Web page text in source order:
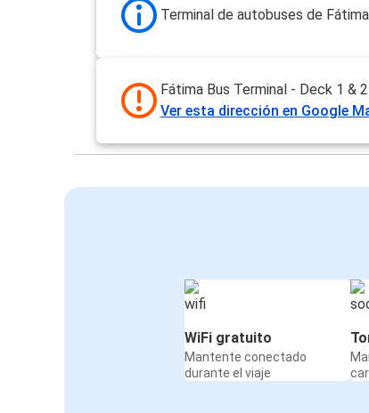
Terminal de autobuses de Fátima
Fátima Bus Terminal - Deck 1 & 2
Ver esta dirección en Google
WiFi gratuito
Mantente conectado
durante el viaje